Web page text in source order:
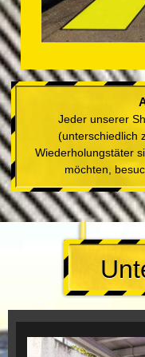
Jeder unserer
(unterschiedlich
Wiederholungstäter
möchten,